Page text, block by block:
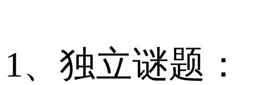
1、独立谜题：